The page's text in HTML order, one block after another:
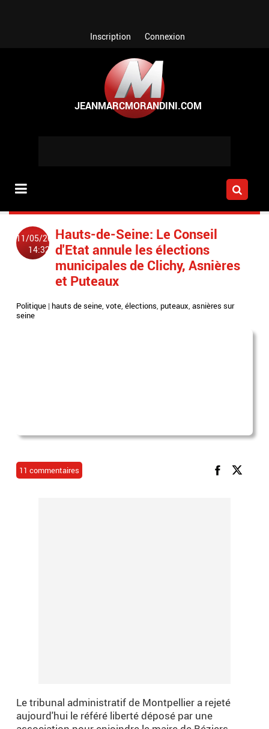
Inscription Connexion
11/05/2015
14:32
Hauts-de-Seine: Le Conseil
d'Etat annule les élections
municipales de Clichy, Asnières
et Puteaux
Politique |hauts de seine,vote,élections,puteaux,asnières sur
seine
11 commentaires
Le tribunal administratif de Montpellier a rejeté
aujourd'hui le référé liberté déposé par une